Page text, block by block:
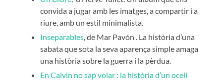
convida a jugar amb les imatges, a compartir i a
riure, amb un estil minimalista.
Inseparables , de Mar Pavón . La història d’una
sabata que sota la seva aparença simple amaga
una història sobre la guerra i la pèrdua.
En Calvin no sap volar : la història d’un ocell